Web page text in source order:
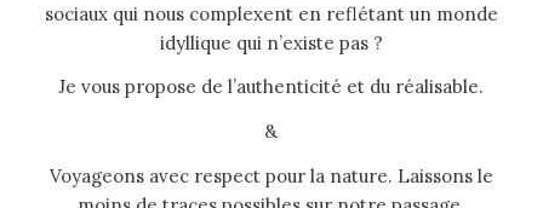
sociaux qui nous complexent en reflétant un monde
idyllique qui n’existe pas ?
Je vous propose de l’authenticité et du réalisable.
&
Voyageons avec respect pour la nature. Laissons le